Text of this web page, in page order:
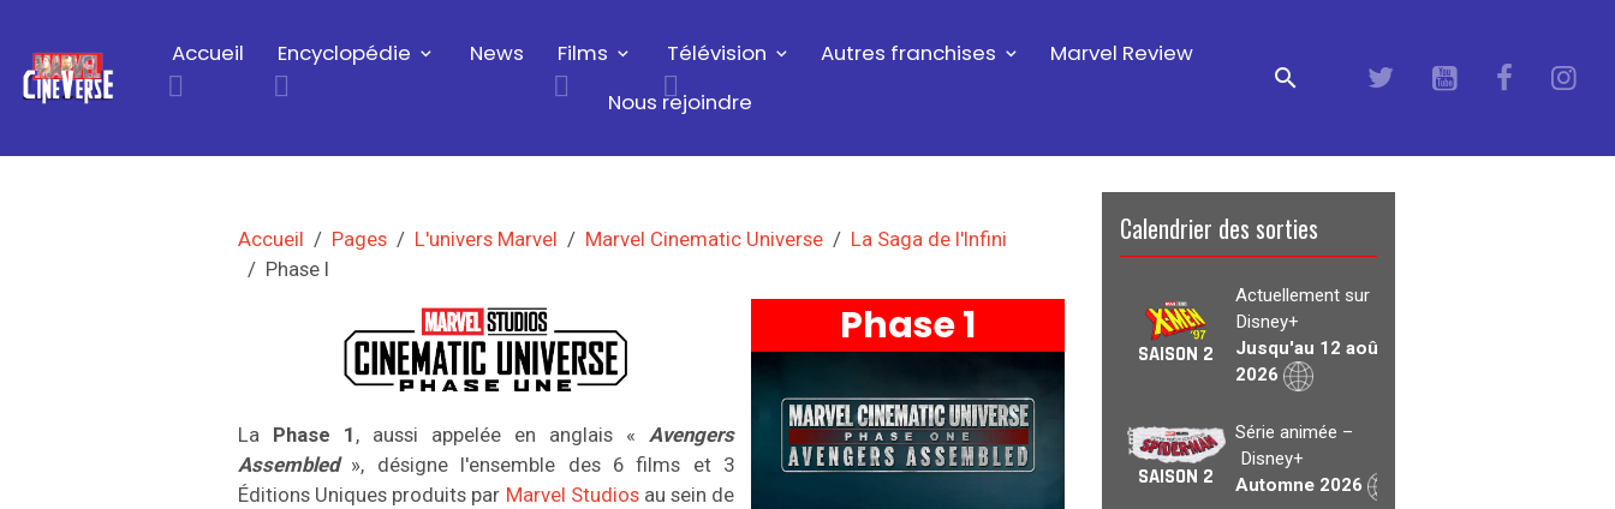
Accueil Encyclopédie News Films Télévision Autres franchises
Marvel Review
Nous rejoindre
Accueil Pages L'univers Marvel Marvel Cinematic Universe
La Saga de l'Infini
Phase I
Phase 1
La Phase 1 , aussi appelée en anglais «Avengers
Assembled», désigne l'ensemble des 6 films et 3
Éditions Uniques produits par Marvel Studiosau sein de
Calendrier des sorties
SAISON 2
Actuellement sur
Disney+
Jusqu'au 12 août
2026
SAISON 2
Série animée –
Disney+
Automne 2026